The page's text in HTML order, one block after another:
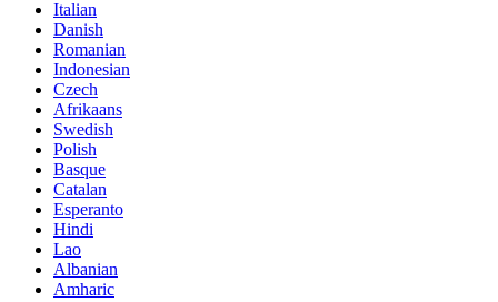
Italian
Danish
Romanian
Indonesian
Czech
Afrikaans
Swedish
Polish
Basque
Catalan
Esperanto
Hindi
Lao
Albanian
Amharic